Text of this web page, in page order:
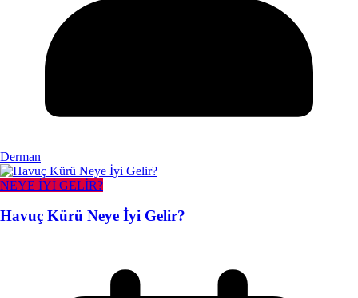
Derman
NEYE İYİ GELİR?
Havuç Kürü Neye İyi Gelir?